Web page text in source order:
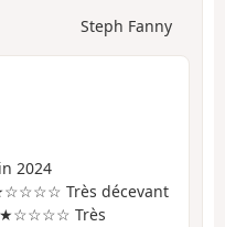
Steph Fanny
2024
Très décevant
Très